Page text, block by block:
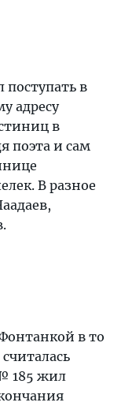
поступать в
адресу
в
поэта и сам
В разное
в то
185 жил